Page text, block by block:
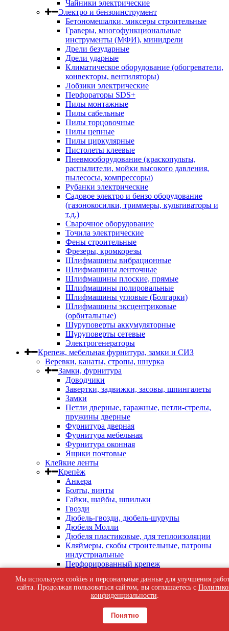
Чайники электрические
Электро и бензоинструмент
Бетономешалки, миксеры строительные
Граверы, многофункциональные
инструменты (МФИ), минидрели
Дрели безударные
Дрели ударные
Климатическое оборудование (обогреватели,
конвекторы, вентиляторы)
Лобзики электрические
Перфораторы SDS+
Пилы монтажные
Пилы сабельные
Пилы торцовочные
Пилы цепные
Пилы циркулярные
Пистолеты клеевые
Пневмооборудование (краскопульты,
распылители, мойки высокого давления,
пылесосы, компрессоры)
Рубанки электрические
Садовое электро и бензо оборудование
(газонокосилки, триммеры, культиваторы и
т.д.)
Сварочное оборудование
Точила электрические
Фены строительные
Фрезеры, кромкорезы
Шлифмашины вибрационные
Шлифмашины ленточные
Шлифмашины плоские, прямые
Шлифмашины полировальные
Шлифмашины угловые (Болгарки)
Шлифмашины эксцентриковые
(орбитальные)
Шуруповерты аккумуляторные
Шуруповерты сетевые
Электрогенераторы
Крепеж, мебельная фурнитура, замки и СИЗ
Веревки, канаты, стропы, шнурка
Замки, фурнитура
Доводчики
Завертки, задвижки, засовы, шпингалеты
Замки
Петли дверные, гаражные, петли-стрелы,
пружины дверные
Фурнитура дверная
Фурнитура мебельная
Фурнитура оконная
Ящики почтовые
Клейкие ленты
Крепёж
Анкера
Болты, винты
Гайки, шайбы, шпильки
Гвозди
Дюбель-гвозди, дюбель-шурупы
Дюбеля Молли
Дюбеля пластиковые, для теплоизоляции
Кляймеры, скобы строительные, патроны
индустриальные
Перфорированный крепеж
Саморезы оконные, по бетону
Саморезы с пресс-шайбой
Саморезы черные
Мы используем cookies и персональные данные для улучшения
сайта. Продолжая пользоваться сайтом, вы соглашаетесь с
конфиденциальности.
Понятно